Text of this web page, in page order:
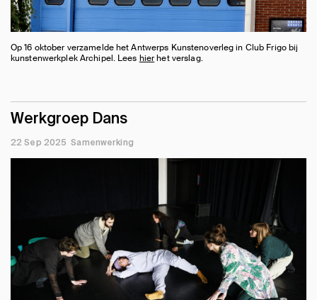
Op 16 oktober verzamelde het Antwerps Kunstenoverleg in Club Frigo bij
kunstenwerkplek Archipel. Lees hierhet verslag.
Werkgroep Dans
22 Sep 2025 Samenwerking